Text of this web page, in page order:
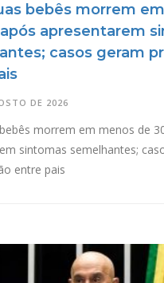
bebês morrem
apresentarem
casos geram
DE 2026
morrem em menos de
sintomas semelhantes;
entre pais